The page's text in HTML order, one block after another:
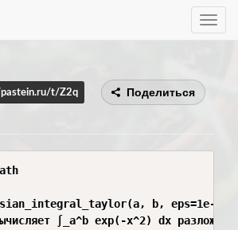
Toggle
pastein.ru/t/Z2q Поделиться
b, eps=1e-12,
∫_a^b exp(-x^2) dx